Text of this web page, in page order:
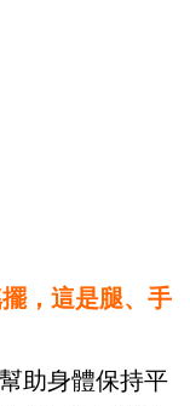
，這是腿、手
助身體保持平